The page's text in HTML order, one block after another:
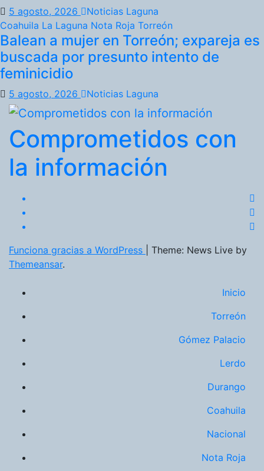
5 agosto, 2026
Noticias Laguna
Coahuila La Laguna Nota Roja Torreón
Balean a mujer en Torreón; expareja es
buscada por presunto intento de
feminicidio
5 agosto, 2026 Noticias Laguna
Comprometidos con
la información
Funciona gracias a WordPress
Theme: News Live by
Themeansar.
Inicio
Torreón
Gómez Palacio
Lerdo
Durango
Coahuila
Nacional
Nota Roja